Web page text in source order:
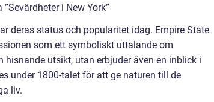
i New York”
deras status och popularitet idag. Empire State
som ett symboliskt uttalande om
utsikt, utan erbjuder även en inblick i
under 1800-talet för att ge naturen till de
liv.